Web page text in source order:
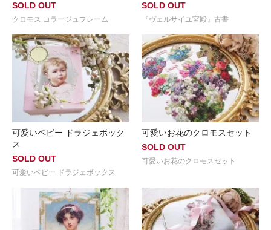
SOLD OUT
クロモス コラージュフレーム
SOLD OUT
『ヴェルサイユ宮殿』古書
可愛いベビー ドラジェボック
ス
SOLD OUT
可愛いベビー ドラジェボックス
可愛いお花のクロモスセット
SOLD OUT
可愛いお花のクロモスセット